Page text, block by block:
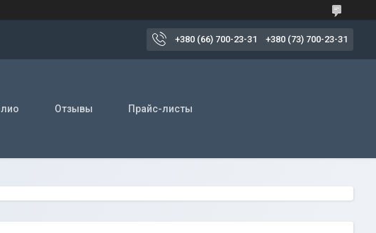
+380 (66) 700-23-31 +380 (73) 700-23-31
Отзывы Прайс-листы